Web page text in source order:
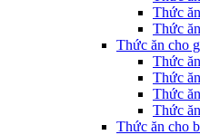
Thức
Thức
Thức ăn cho
Thức
Thức
Thức
Thức
Thức ăn cho